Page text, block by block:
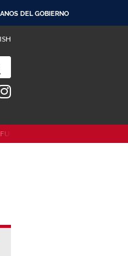
DEL GOBIERNO